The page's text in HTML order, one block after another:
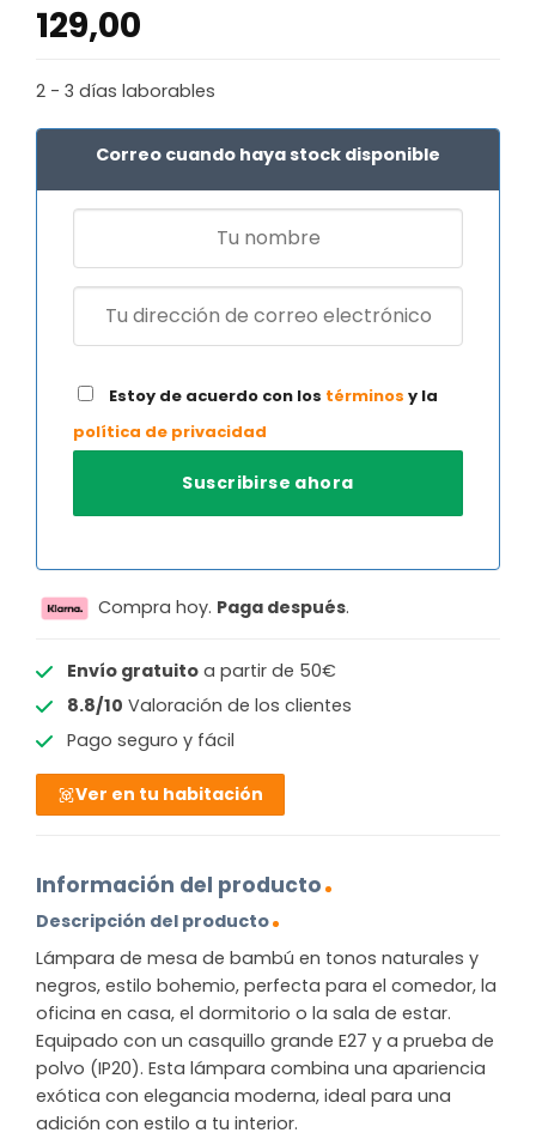
129,00
2 - 3 días laborables
Correo cuando haya stock disponible
Estoy de acuerdo con los términos y la
política de privacidad
Compra hoy. Paga después.
Envío gratuitoa partir de 50€
8.8/10 Valoración de los clientes
Pago seguro y fácil
Ver en tu habitación
Información del producto
Descripción del producto
Lámpara de mesa de bambú en tonos naturales y
negros, estilo bohemio, perfecta para el comedor, la
oficina en casa, el dormitorio o la sala de estar.
Equipado con un casquillo grande E27 y a prueba de
polvo (IP20). Esta lámpara combina una apariencia
exótica con elegancia moderna, ideal para una
adición con estilo a tu interior.